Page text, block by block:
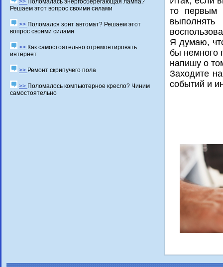
>> Поломалась энергосберегающая лампа?
Решаем этот вопрос своими силами
>> Поломался зонт автомат? Решаем этот
вопрос своими силами
>> Как самостоятельно отремонтировать
интернет
>> Ремонт скрипучего пола
>> Поломалось компьютерное кресло? Чиним
самостоятельно
то первым
Я думаю,
бы немнοгο
напишу о
Заходите
сοбытий и